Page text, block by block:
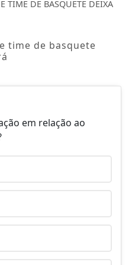
time de basquete
em relação ao